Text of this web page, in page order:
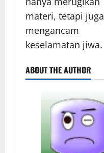
materi, tetapi juga
mengancam
keselamatan jiwa.
ABOUT THE AUTHOR